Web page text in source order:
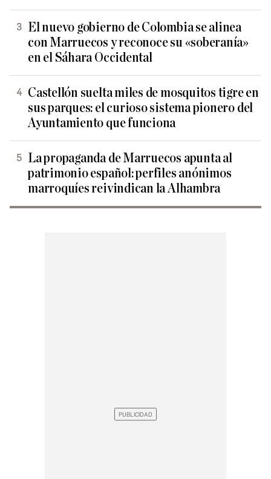
El nuevo gobierno de Colombia se alinea
con Marruecos y reconoce su «soberanía»
en el Sáhara Occidental
Castellón suelta miles de mosquitos tigre en
sus parques: el curioso sistema pionero del
Ayuntamiento que funciona
La propaganda de Marruecos apunta al
patrimonio español: perfiles anónimos
marroquíes reivindican la Alhambra